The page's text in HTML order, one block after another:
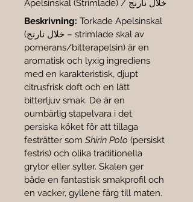
Apelsinskal (Strimlade) / خلال نارنج
Beskrivning: Torkade Apelsinskal
(خلال نارنج – strimlade skal av
pomerans/bitterapelsin) är en
aromatisk och lyxig ingrediens
med en karakteristisk, djupt
citrusfrisk doft och en lätt
bitterljuv smak. De är en
oumbärlig stapelvara i det
persiska köket för att tillaga
festrätter som Shirin Polo (persiskt
festris) och olika traditionella
grytor eller sylter. Skalen ger
både en fantastisk smakprofil och
en vacker, gyllene färg till maten.